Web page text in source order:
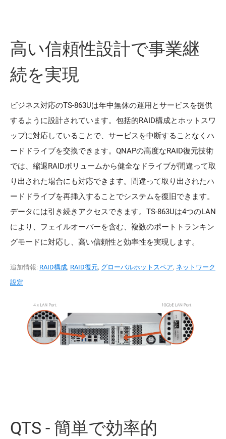
高い信頼性設計で事業継
続を実現
ビジネス対応のTS-863Uは年中無休の運用とサービスを提供
するように設計されています。包括的RAID構成とホットスワ
ップに対応していることで、サービスを中断することなくハ
ードドライブを交換できます。QNAPの高度なRAID復元技術
では、縮退RAIDボリュームから健全なドライブが間違って取
り出された場合にも対応できます。間違って取り出されたハ
ードドライブを再挿入することでシステムを復旧できます。
データには引き続きアクセスできます。TS-863Uは4つのLAN
により、フェイルオーバーを含む、複数のポートトランキン
グモードに対応し、高い信頼性と効率性を実現します。
追加情報: RAID構成, RAID復元, グローバルホットスペア, ネットワーク
設定
QTS - 簡単で効率的